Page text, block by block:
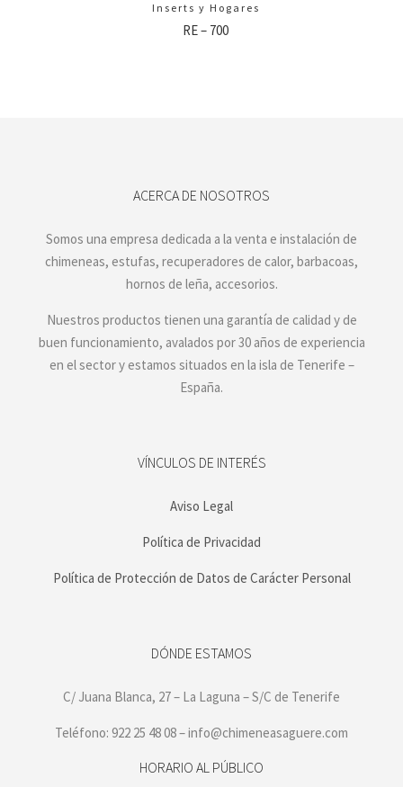
Inserts y Hogares
RE – 700
ACERCA DE NOSOTROS
Somos una empresa dedicada a la venta e instalación de
chimeneas, estufas, recuperadores de calor, barbacoas,
hornos de leña, accesorios.
Nuestros productos tienen una garantía de calidad y de
buen funcionamiento, avalados por 30 años de experiencia
en el sector y estamos situados en la isla de Tenerife –
España.
VÍNCULOS DE INTERÉS
Aviso Legal
Política de Privacidad
Política de Protección de Datos de Carácter Personal
DÓNDE ESTAMOS
C/ Juana Blanca, 27 – La Laguna – S/C de Tenerife
Teléfono: 922 25 48 08 – info@chimeneasaguere.com
HORARIO AL PÚBLICO